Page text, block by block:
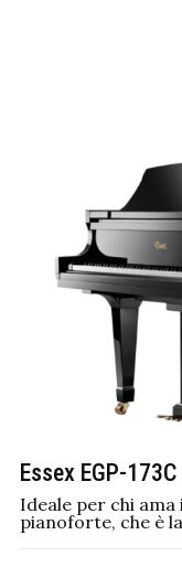
Essex EGP-173C
Ideale per chi ama
pianoforte, che è